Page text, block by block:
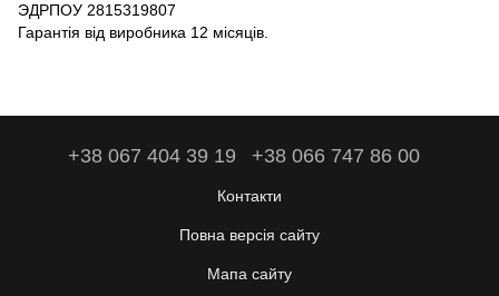
ЭДРПОУ 2815319807
Гарантія від виробника 12 місяців.
+38 067 404 39 19 +38 066 747 86 00
Контакти
Повна версія сайту
Мапа сайту